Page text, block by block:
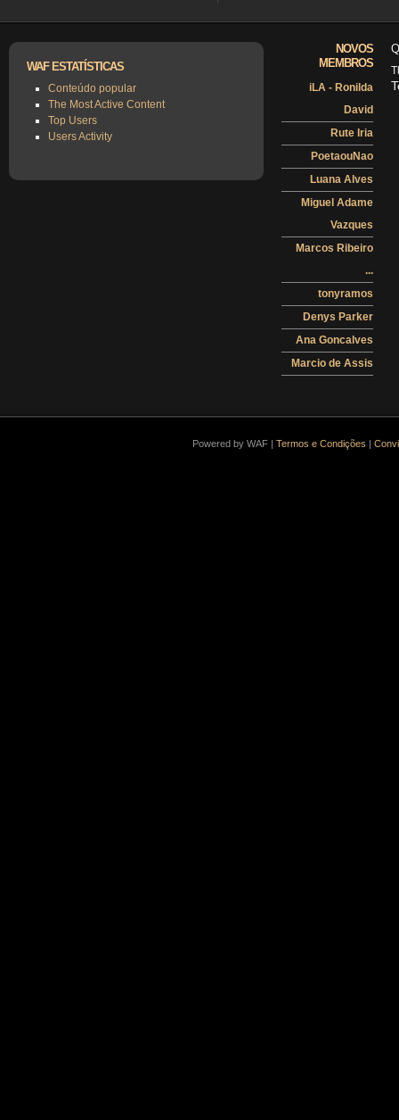
WAF ESTATÍSTICAS
Conteúdo popular
The Most Active Content
Top Users
Users Activity
NOVOS
MEMBROS
iLA - Ronilda
David
Rute Iria
PoetaouNao
Luana Alves
Miguel Adame
Vazques
Marcos Ribeiro
...
tonyramos
Denys Parker
Ana Goncalves
Marcio de Assis
Powered by WAF | Termos e Condições |